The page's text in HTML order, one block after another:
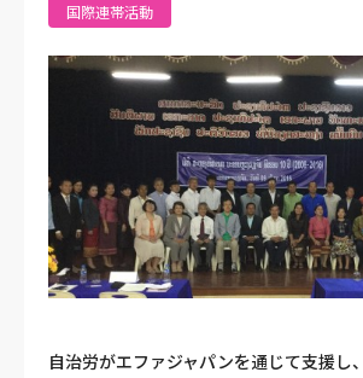
国際連帯活動
自治労がエファジャパンを通じて支援し